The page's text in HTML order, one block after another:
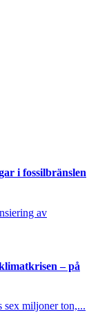
i fossilbränslen
av
– på
sex miljoner ton,...